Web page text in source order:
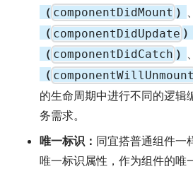
（ componentDidMount ）
（ componentDidUpdate ）
（ componentDidCatch ）
（ componentWillUnmount
的生命周期中进行不同的逻辑
务需求。
唯一标识： 同宜搭普通组件一
唯一标识属性，作为组件的唯